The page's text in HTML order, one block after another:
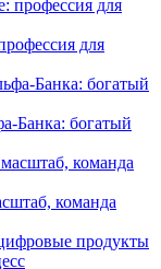
для
Банка: богатый
команда